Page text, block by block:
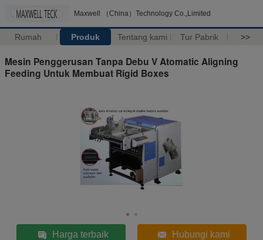
Maxwell （China）Technology Co.,Limited
Rumah Produk Tentang kami Tur Pabrik >>
Mesin Penggerusan Tanpa Debu V Atomatic Aligning
Feeding Untuk Membuat Rigid Boxes
Harga terbaik Hubungi kami